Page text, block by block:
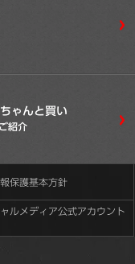
ゃんと買い
紹介
保護基本方針
ルメディア公式アカウント